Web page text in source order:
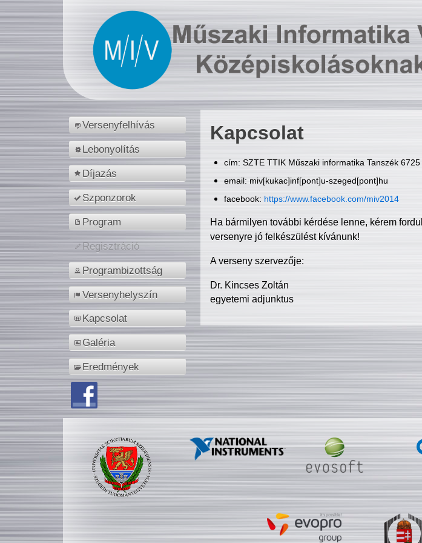
Versenyfelhívás
Lebonyolítás
Díjazás
Szponzorok
Program
Regisztráció
Programbizottság
Versenyhelyszín
Kapcsolat
Galéria
Eredmények
Kapcsolat
cím: SZTE TTIK Műszaki informatika Tanszék
email: miv[kukac]inf[pont]u-szeged[pont]hu
facebook: https://www.facebook.com/miv2014
Ha bármilyen további kérdése lenne, kérem
versenyre jó felkészülést kívánunk!
A verseny szervezője:
Dr. Kincses Zoltán
egyetemi adjunktus